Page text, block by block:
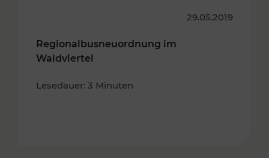
29.05.2019
Regionalbusneuordnung im
Waldviertel
Lesedauer: 3 Minuten